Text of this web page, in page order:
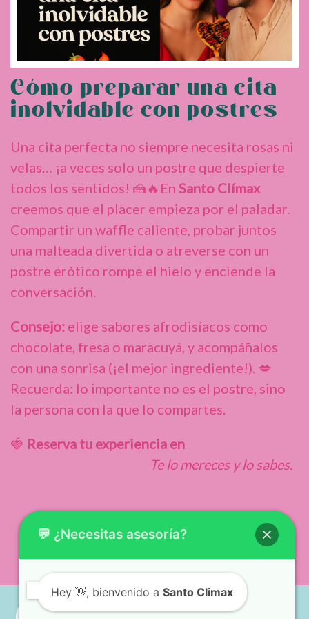
Cómo preparar una cita
inolvidable con postres
Una cita perfecta no siempre necesita rosas ni
velas… ¡a veces solo un postre que despierte
todos los sentidos! 🍰🔥En Santo Clímax
creemos que el placer empieza por el paladar.
Compartir un waffle caliente, probar juntos
una malteada divertida o atreverse con un
postre erótico rompe el hielo y enciende la
conversación.
Consejo: elige sabores afrodisíacos como
chocolate, fresa o maracuyá, y acompáñalos
con una sonrisa (¡el mejor ingrediente!). 💋
Recuerda: lo importante no es el postre, sino
la persona con la que lo compartes.
🍓 Reserva tu experiencia en
Te lo mereces y lo sabes.
💬 ¿Necesitas asesoría?
Hey 👋, bienvenido a Santo Climax